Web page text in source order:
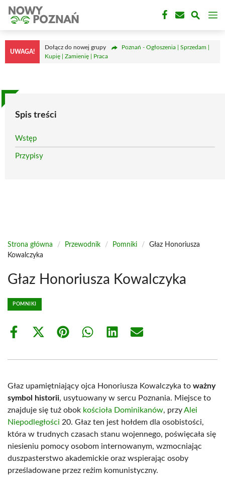
Przejdź
treści
UWAGA!
Dołącz do nowej grupy
Poznań - Ogłoszenia | Sprzedam |
Kupię | Zamienię | Praca
Spis treści
Wstęp
Przypisy
Strona główna / Przewodnik / Pomniki /
Głaz Honoriusza
Kowalczyka
Głaz Honoriusza Kowalczyka
POMNIKI
Share
Share
(Twitter)
Share Share Share Share
Głaz upamiętniający ojca Honoriusza Kowalczyka to ważny
symbol historii, usytuowany w sercu Poznania. Miejsce to
znajduje się tuż obok kościoła Dominikanów, przyAlei
Niepodległości 20. Głaz ten jest hołdem dla osobistości,
która w trudnych czasach stanu wojennego, poświęcała się
niesieniu pomocy osobom internowanym, wzmocniając
duszpasterstwo akademickie oraz wspierając osoby
prześladowane przez reżim komunistyczny.